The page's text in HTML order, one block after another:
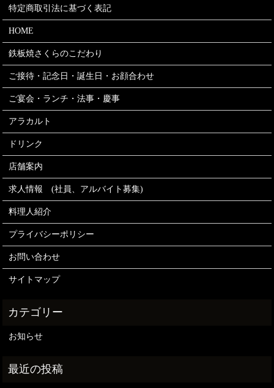
特定商取引法に基づく表記
HOME
鉄板焼さくらのこだわり
ご接待・記念日・誕生日・お顔合わせ
ご宴会・ランチ・法事・慶事
アラカルト
ドリンク
店舗案内
求人情報 (社員、アルバイト募集)
料理人紹介
プライバシーポリシー
お問い合わせ
サイトマップ
お知らせ